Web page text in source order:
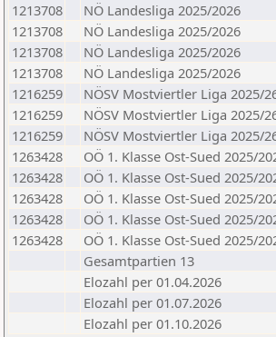
1213708
NÖ Landesliga 2025/2026
1213708
NÖ Landesliga 2025/2026
1213708
NÖ Landesliga 2025/2026
1213708
NÖ Landesliga 2025/2026
1216259
NÖSV Mostviertler Liga 2025/
1216259
NÖSV Mostviertler Liga 2025/
1216259
NÖSV Mostviertler Liga 2025/
1263428
OÖ 1. Klasse Ost-Sued 2025/
1263428
OÖ 1. Klasse Ost-Sued 2025/
1263428
OÖ 1. Klasse Ost-Sued 2025/
1263428
OÖ 1. Klasse Ost-Sued 2025/
1263428
OÖ 1. Klasse Ost-Sued 2025/
Gesamtpartien 13
Elozahl per 01.04.2026
Elozahl per 01.07.2026
Elozahl per 01.10.2026